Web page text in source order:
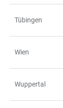
Tübingen
Wien
Wuppertal